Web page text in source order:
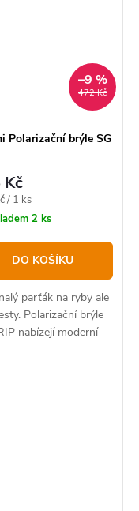
472 Kč
–9 %
Polarizační brýle SG
/ 1 ks
2 ks
DO KOŠÍKU
parťák na ryby ale
Polarizační brýle
nabízejí moderní
a působivou